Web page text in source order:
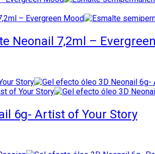
Neonail 7,2ml –
6g- Artist of Your Story